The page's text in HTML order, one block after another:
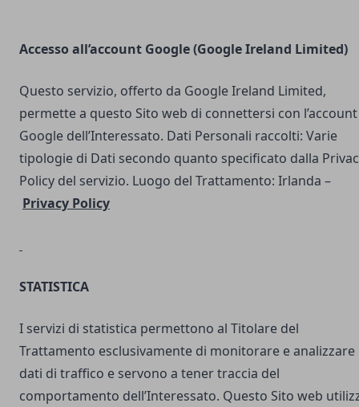
Accesso all’account Google (Google Ireland Limited)
Questo servizio, offerto da Google Ireland Limited,
permette a questo Sito web di connettersi con l’account
Google dell’Interessato. Dati Personali raccolti: Varie
tipologie di Dati secondo quanto specificato dalla
Policy del servizio. Luogo del Trattamento: Irlanda –
Privacy Policy
STATISTICA
I servizi di statistica permettono al Titolare del
Trattamento esclusivamente di monitorare e analizzare
dati di traffico e servono a tener traccia del
comportamento dell’Interessato. Questo Sito web